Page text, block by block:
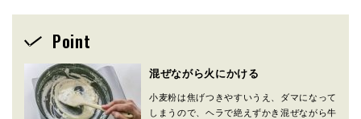
Point
混ぜながら火にかける
小麦粉は焦げつきやすいうえ、ダマになって
しまうので、ヘラで絶えずかき混ぜながら牛